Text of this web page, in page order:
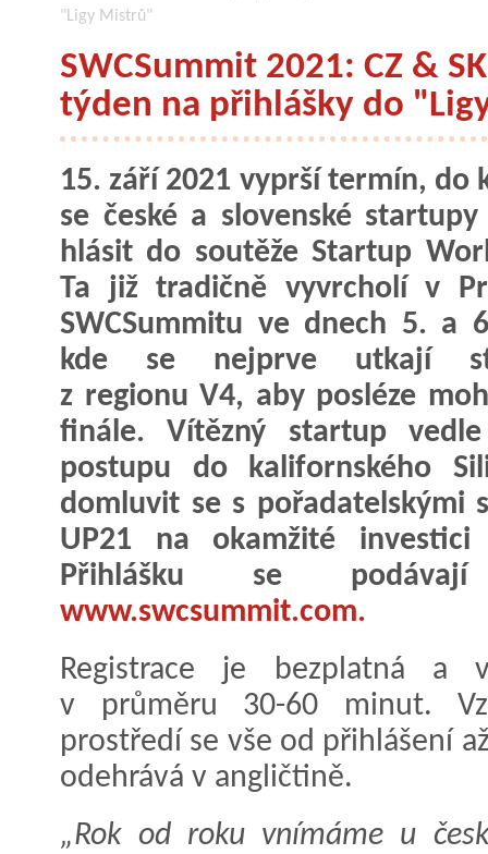
"Ligy Mistrů"
SWCSummit 2021: CZ &
týden na přihlášky do
15. září 2021 vyprší termín, do
se české a slovenské startupy
hlásit do soutěže Startup
Ta již tradičně vyvrcholí v
SWCSummitu ve dnech 5. a
kde se nejprve utkají
z regionu V4, aby posléze
finále. Vítězný startup
postupu do kalifornského
domluvit se s pořadatelskými
UP21 na okamžité
Přihlášku se
www.swcsummit.com.
Registrace je bezplatná a
v průměru 30-60 minut.
prostředí se vše od přihlášení
odehrává v angličtině.
„Rok od roku vnímáme u